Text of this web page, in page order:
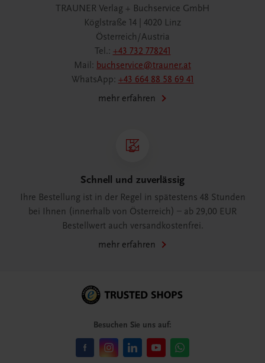
TRAUNER Verlag + Buchservice GmbH
Köglstraße 14 | 4020 Linz
Österreich/Austria
Tel.: +43 732 778241
Mail: buchservice@trauner.at
WhatsApp: +43 664 88 58 69 41
mehr erfahren
Schnell und zuverlässig
Ihre Bestellung ist in der Regel in spätestens 48 Stunden
bei Ihnen (innerhalb von Österreich) – ab 29,00 EUR
Bestellwert auch versandkostenfrei.
mehr erfahren
Besuchen Sie uns auf: